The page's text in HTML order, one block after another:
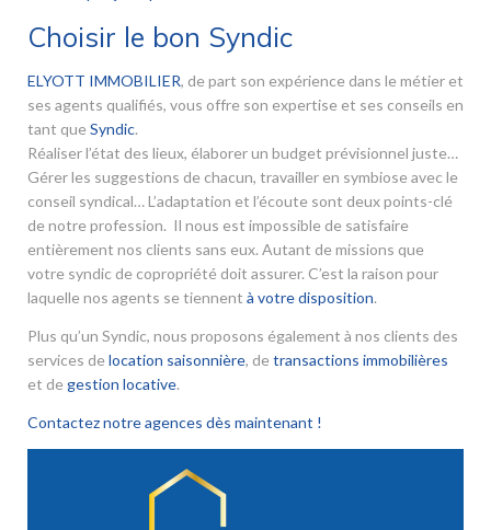
Choisir le bon Syndic
ELYOTT IMMOBILIER, de part son expérience dans le métier et
ses agents qualifiés, vous offre son expertise et ses conseils en
tant que Syndic.
Réaliser l’état des lieux, élaborer un budget prévisionnel juste…
Gérer les suggestions de chacun, travailler en symbiose avec le
conseil syndical… L’adaptation et l’écoute sont deux points-clé
de notre profession. Il nous est impossible de satisfaire
entièrement nos clients sans eux. Autant de missions que
votre syndic de copropriété doit assurer. C’est la raison pour
laquelle nos agents se tiennent à votre disposition.
Plus qu’un Syndic, nous proposons également à nos clients des
services de location saisonnière, de transactions immobilières
et de gestion locative.
Contactez notre agences dès maintenant !